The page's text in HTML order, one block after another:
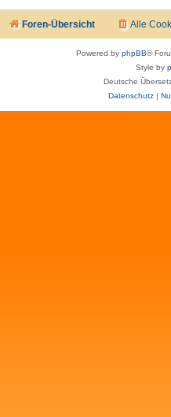
Foren-Übersicht Alle
Powered by phpBB®
Style by
Deutsche
Datenschutz|